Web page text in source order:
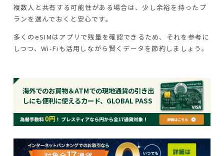
複数人と共有する可能性がある場合は、少し余裕を持ったプ
ランを選んでおくと安心です。
多くのeSIMはアプリで残量を確認できるため、それを参考に
しつつ、Wi-Fiも活用しながら賢くデータを節約しましょう。
海外でのお買物＆ATMでの現地通貨の引き出
しにも便利に使えるカード、GLOBAL PASS